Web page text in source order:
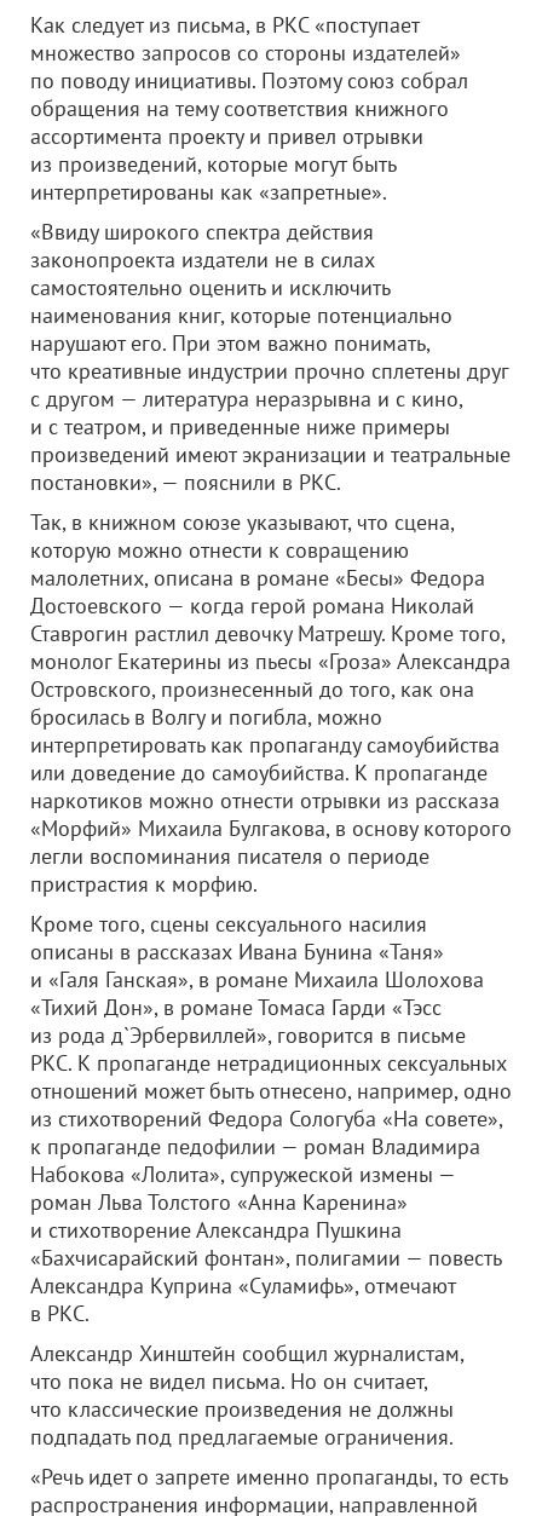
Как следует из письма, в РКС «поступает
множество запросов со стороны издателей»
по поводу инициативы. Поэтому союз собрал
обращения на тему соответствия книжного
ассортимента проекту и привел отрывки
из произведений, которые могут быть
интерпретированы как «запретные».
«Ввиду широкого спектра действия
законопроекта издатели не в силах
самостоятельно оценить и исключить
наименования книг, которые потенциально
нарушают его. При этом важно понимать,
что креативные индустрии прочно сплетены друг
с другом — литература неразрывна и с кино,
и с театром, и приведенные ниже примеры
произведений имеют экранизации и театральные
постановки», — пояснили в РКС.
Так, в книжном союзе указывают, что сцена,
которую можно отнести к совращению
малолетних, описана в романе «Бесы» Федора
Достоевского — когда герой романа Николай
Ставрогин растлил девочку Матрешу. Кроме того,
монолог Екатерины из пьесы «Гроза» Александра
Островского, произнесенный до того, как она
бросилась в Волгу и погибла, можно
интерпретировать как пропаганду самоубийства
или доведение до самоубийства. К пропаганде
наркотиков можно отнести отрывки из рассказа
«Морфий» Михаила Булгакова, в основу которого
легли воспоминания писателя о периоде
пристрастия к морфию.
Кроме того, сцены сексуального насилия
описаны в рассказах Ивана Бунина «Таня»
и «Галя Ганская», в романе Михаила Шолохова
«Тихий Дон», в романе Томаса Гарди «Тэсс
из рода д`Эрбервиллей», говорится в письме
РКС. К пропаганде нетрадиционных сексуальных
отношений может быть отнесено, например, одно
из стихотворений Федора Сологуба «На совете»,
к пропаганде педофилии — роман Владимира
Набокова «Лолита», супружеской измены —
роман Льва Толстого «Анна Каренина»
и стихотворение Александра Пушкина
«Бахчисарайский фонтан», полигамии — повесть
Александра Куприна «Суламифь», отмечают
в РКС.
Александр Хинштейн сообщил журналистам,
что пока не видел письма. Но он считает,
что классические произведения не должны
подпадать под предлагаемые ограничения.
«Речь идет о запрете именно пропаганды, то есть
распространения информации, направленной